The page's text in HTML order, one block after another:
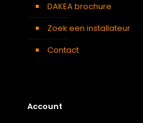
DAKEA brochure
Zoek een installateur
Contact
Account